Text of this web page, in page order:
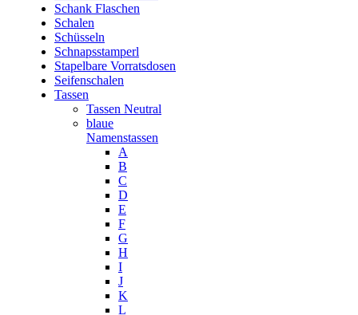
Schank Flaschen
Schalen
Schüsseln
Schnapsstamperl
Stapelbare Vorratsdosen
Seifenschalen
Tassen
Tassen Neutral
blaue
Namenstassen
A
B
C
D
E
F
G
H
I
J
K
L